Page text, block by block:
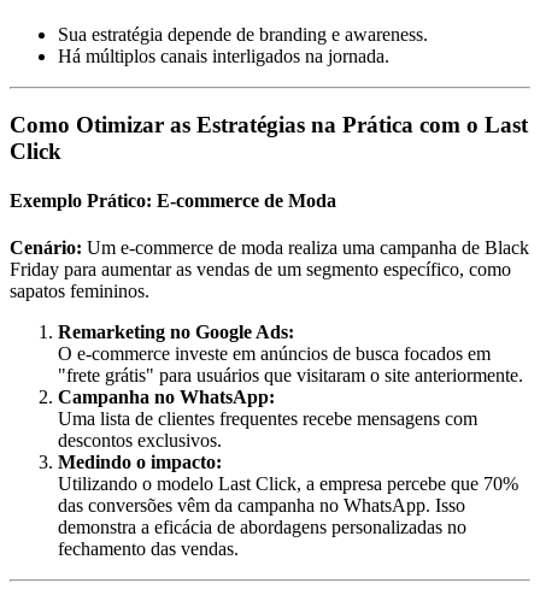
Sua estratégia depende de branding e awareness.
Há múltiplos canais interligados na jornada.
Como Otimizar as Estratégias na Prática com o Last
Click
Exemplo Prático: E-commerce de Moda
Cenário: Um e-commerce de moda realiza uma campanha de Black
Friday para aumentar as vendas de um segmento específico, como
sapatos femininos.
Remarketing no Google Ads:
O e-commerce investe em anúncios de busca focados em
"frete grátis" para usuários que visitaram o site anteriormente.
Campanha no WhatsApp:
Uma lista de clientes frequentes recebe mensagens com
descontos exclusivos.
Medindo o impacto:
Utilizando o modelo Last Click, a empresa percebe que 70%
das conversões vêm da campanha no WhatsApp. Isso
demonstra a eficácia de abordagens personalizadas no
fechamento das vendas.